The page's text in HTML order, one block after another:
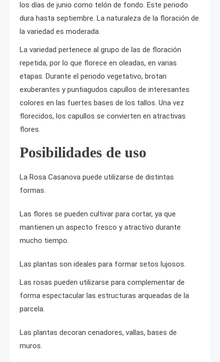
los días de junio como telón de fondo. Este periodo
dura hasta septiembre. La naturaleza de la floración de
la variedad es moderada.
La variedad pertenece al grupo de las de floración
repetida, por lo que florece en oleadas, en varias
etapas. Durante el periodo vegetativo, brotan
exuberantes y puntiagudos capullos de interesantes
colores en las fuertes bases de los tallos. Una vez
florecidos, los capullos se convierten en atractivas
flores.
Posibilidades de uso
La Rosa Casanova puede utilizarse de distintas
formas.
Las flores se pueden cultivar para cortar, ya que
mantienen un aspecto fresco y atractivo durante
mucho tiempo.
Las plantas son ideales para formar setos lujosos.
Las rosas pueden utilizarse para complementar de
forma espectacular las estructuras arqueadas de la
parcela.
Las plantas decoran cenadores, vallas, bases de
muros.